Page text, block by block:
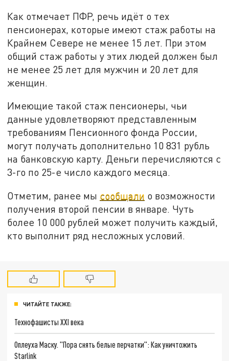
Как отмечает ПФР, речь идёт о тех
пенсионерах, которые имеют стаж работы на
Крайнем Севере не менее 15 лет. При этом
общий стаж работы у этих людей должен был
не менее 25 лет для мужчин и 20 лет для
женщин.
Имеющие такой стаж пенсионеры, чьи
данные удовлетворяют представленным
требованиям Пенсионного фонда России,
могут получать дополнительно 10 831 рубль
на банковскую карту. Деньги перечисляются с
3-го по 25-е число каждого месяца.
Отметим, ранее мы сообщали о возможности
получения второй пенсии в январе. Чуть
более 10 000 рублей может получить каждый,
кто выполнит ряд несложных условий.
ЧИТАЙТЕ ТАКЖЕ:
Технофашисты XXI века
Оплеуха Маску. "Пора снять белые перчатки": Как уничтожить
Starlink